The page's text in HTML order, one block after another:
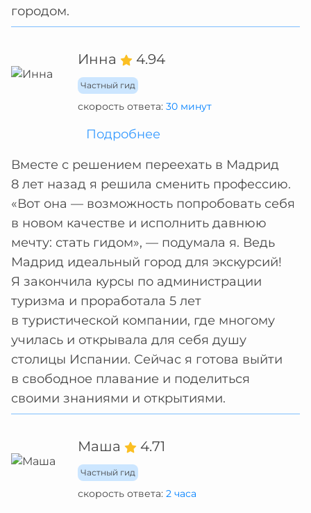
городом.
Инна 4.94
Частный гид
скорость ответа: 30 минут
Подробнее
Вместе с решением переехать в Мадрид
8 лет назад я решила сменить профессию.
«Вот она — возможность попробовать себя
в новом качестве и исполнить давнюю
мечту: стать гидом», — подумала я. Ведь
Мадрид идеальный город для экскурсий!
Я закончила курсы по администрации
туризма и проработала 5 лет
в туристической компании, где многому
училась и открывала для себя душу
столицы Испании. Сейчас я готова выйти
в свободное плавание и поделиться
своими знаниями и открытиями.
Маша 4.71
Частный гид
скорость ответа: 2 часа